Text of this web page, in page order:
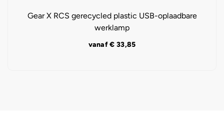
Gear X RCS gerecycled plastic USB-oplaadbare
werklamp
vanaf€ 33,85